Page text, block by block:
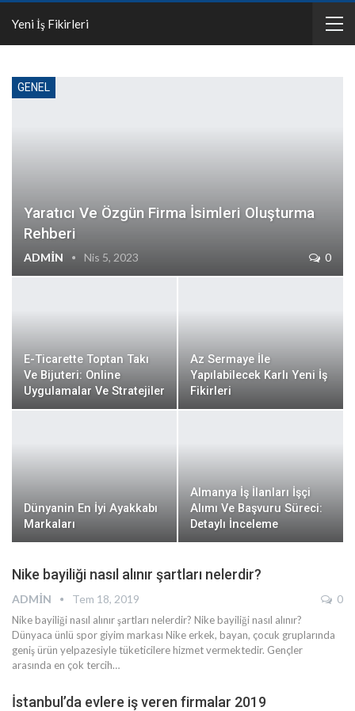
Yeni İş Fikirleri
GENEL
Yaratıcı Ve Özgün Firma İsimleri Oluşturma
Rehberi
ADMIN Nis 5, 2023 0
E-Ticarette Toptan Takı
Ve Bijuteri: Online
Uygulamalar Ve Stratejiler
Az Sermaye İle
Yapılabilecek Karlı Yeni İş
Fikirleri
Dünyanin En İyi Ayakkabı
Markaları
Almanya İş İlanları İşçi
Alımı Ve Başvuru Süreci:
Detaylı İnceleme
Nike bayiliği nasıl alınır şartları nelerdir?
ADMIN Tem 18, 2019 0
Nike bayiliği nasıl alınır şartları nelerdir? Nike bayiliği nasıl alınır?
Dünyaca ünlü spor giyim markası Nike erkek, bayan, çocuk gruplarında
geniş ürün yelpazesiyle tüketicilere hizmet vermektedir. Gençler
arasında en çok tercih…
İstanbul’da evlere iş veren firmalar 2019